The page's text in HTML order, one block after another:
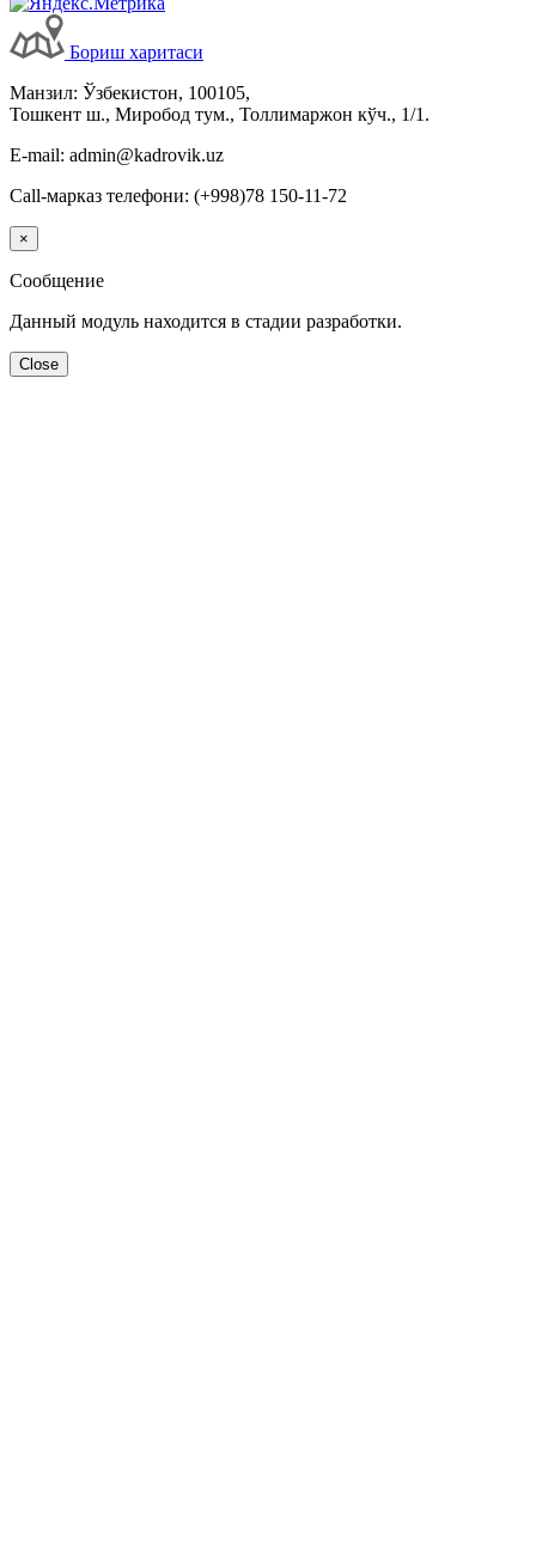
Бориш харитаси
Манзил: Ўзбекистон, 100105,
Тошкент ш., Миробод тум., Толлимаржон кўч., 1/1.
E-mail: admin@kadrovik.uz
Call-марказ телефони: (+998)78 150-11-72
×
Сообщение
Данный модуль находится в стадии разработки.
Close